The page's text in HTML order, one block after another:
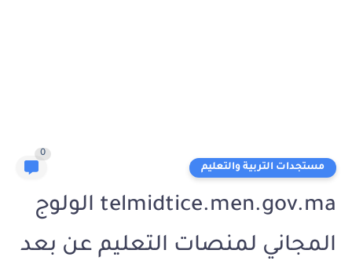
مستجدات التربية والتعليم
0
telmidtice.men.gov.ma الولوج
المجاني لمنصات التعليم عن بعد